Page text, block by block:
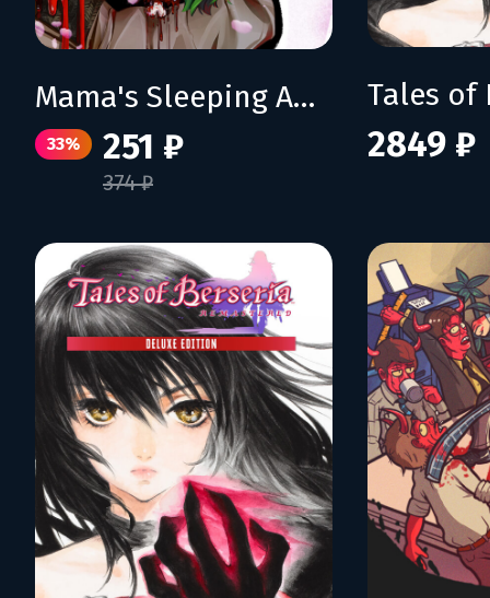
Mama's Sleeping Angels
33% 251 ₽
374 ₽
2849 ₽